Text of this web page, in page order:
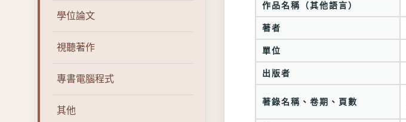
學位論文
視聽著作
專書電腦程式
其他
作品名稱（其他語言）
著者
單位
出版者
著錄名稱、卷期、頁數